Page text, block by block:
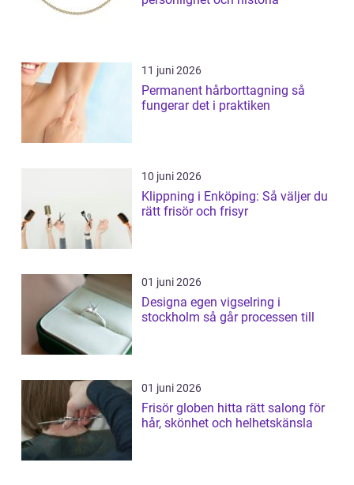
11 juni 2026
Permanent hårborttagning så
fungerar det i praktiken
10 juni 2026
Klippning i Enköping: Så väljer du
rätt frisör och frisyr
01 juni 2026
Designa egen vigselring i
stockholm så går processen till
01 juni 2026
Frisör globen hitta rätt salong för
hår, skönhet och helhetskänsla